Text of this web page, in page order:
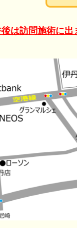
は訪問施術に出